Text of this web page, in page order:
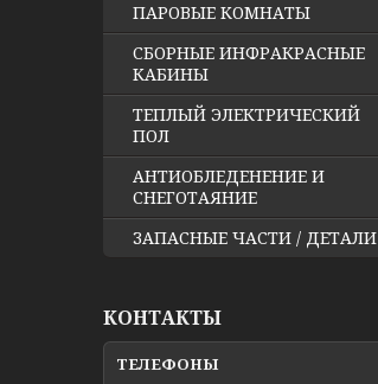
ПАРОВЫЕ КОМНАТЫ
СБОРНЫЕ ИНФРАКРАСНЫЕ
КАБИНЫ
ТЕПЛЫЙ ЭЛЕКТРИЧЕСКИЙ
ПОЛ
АНТИОБЛЕДЕНЕНИЕ И
СНЕГОТАЯНИЕ
ЗАПАСНЫЕ ЧАСТИ / ДЕТАЛИ
КОНТАКТЫ